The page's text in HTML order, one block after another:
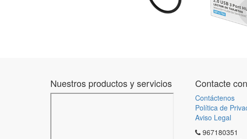
Nuestros productos y servicios Contacte
Contáctenos
Política de
Aviso Legal
967180351